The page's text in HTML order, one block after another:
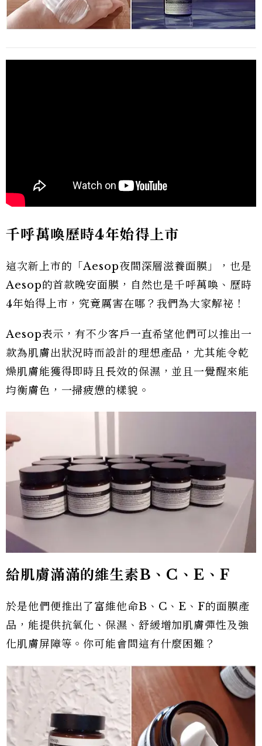
千呼萬喚歷時4年始得上市
這次新上市的「Aesop夜間深層滋養面膜」，也是
Aesop的首款晚安面膜，自然也是千呼萬喚、歷時
4年始得上市，究竟厲害在哪？我們為大家解祕！
Aesop表示，有不少客戶一直希望他們可以推出一
款為肌膚出狀況時而設計的理想產品，尤其能令乾
燥肌膚能獲得即時且長效的保濕，並且一覺醒來能
均衡膚色，一掃疲憊的樣貌。
給肌膚滿滿的維生素B、C、E、F
於是他們便推出了富維他命B、C、E、F的面膜產
品，能提供抗氧化、保濕、舒緩增加肌膚彈性及強
化肌膚屏障等。你可能會問這有什麼困難？